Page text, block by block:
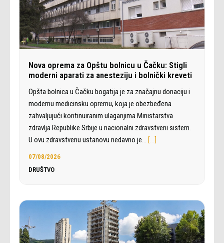
Nova oprema za Opštu bolnicu u Čačku: Stigli
moderni aparati za anesteziju i bolnički kreveti
Opšta bolnica u Čačku bogatija je za značajnu donaciju i
modernu medicinsku opremu, koja je obezbeđena
zahvaljujući kontinuiranim ulaganjima Ministarstva
zdravlja Republike Srbije u nacionalni zdravstveni sistem.
U ovu zdravstvenu ustanovu nedavno je… […]
07/08/2026
DRUŠTVO